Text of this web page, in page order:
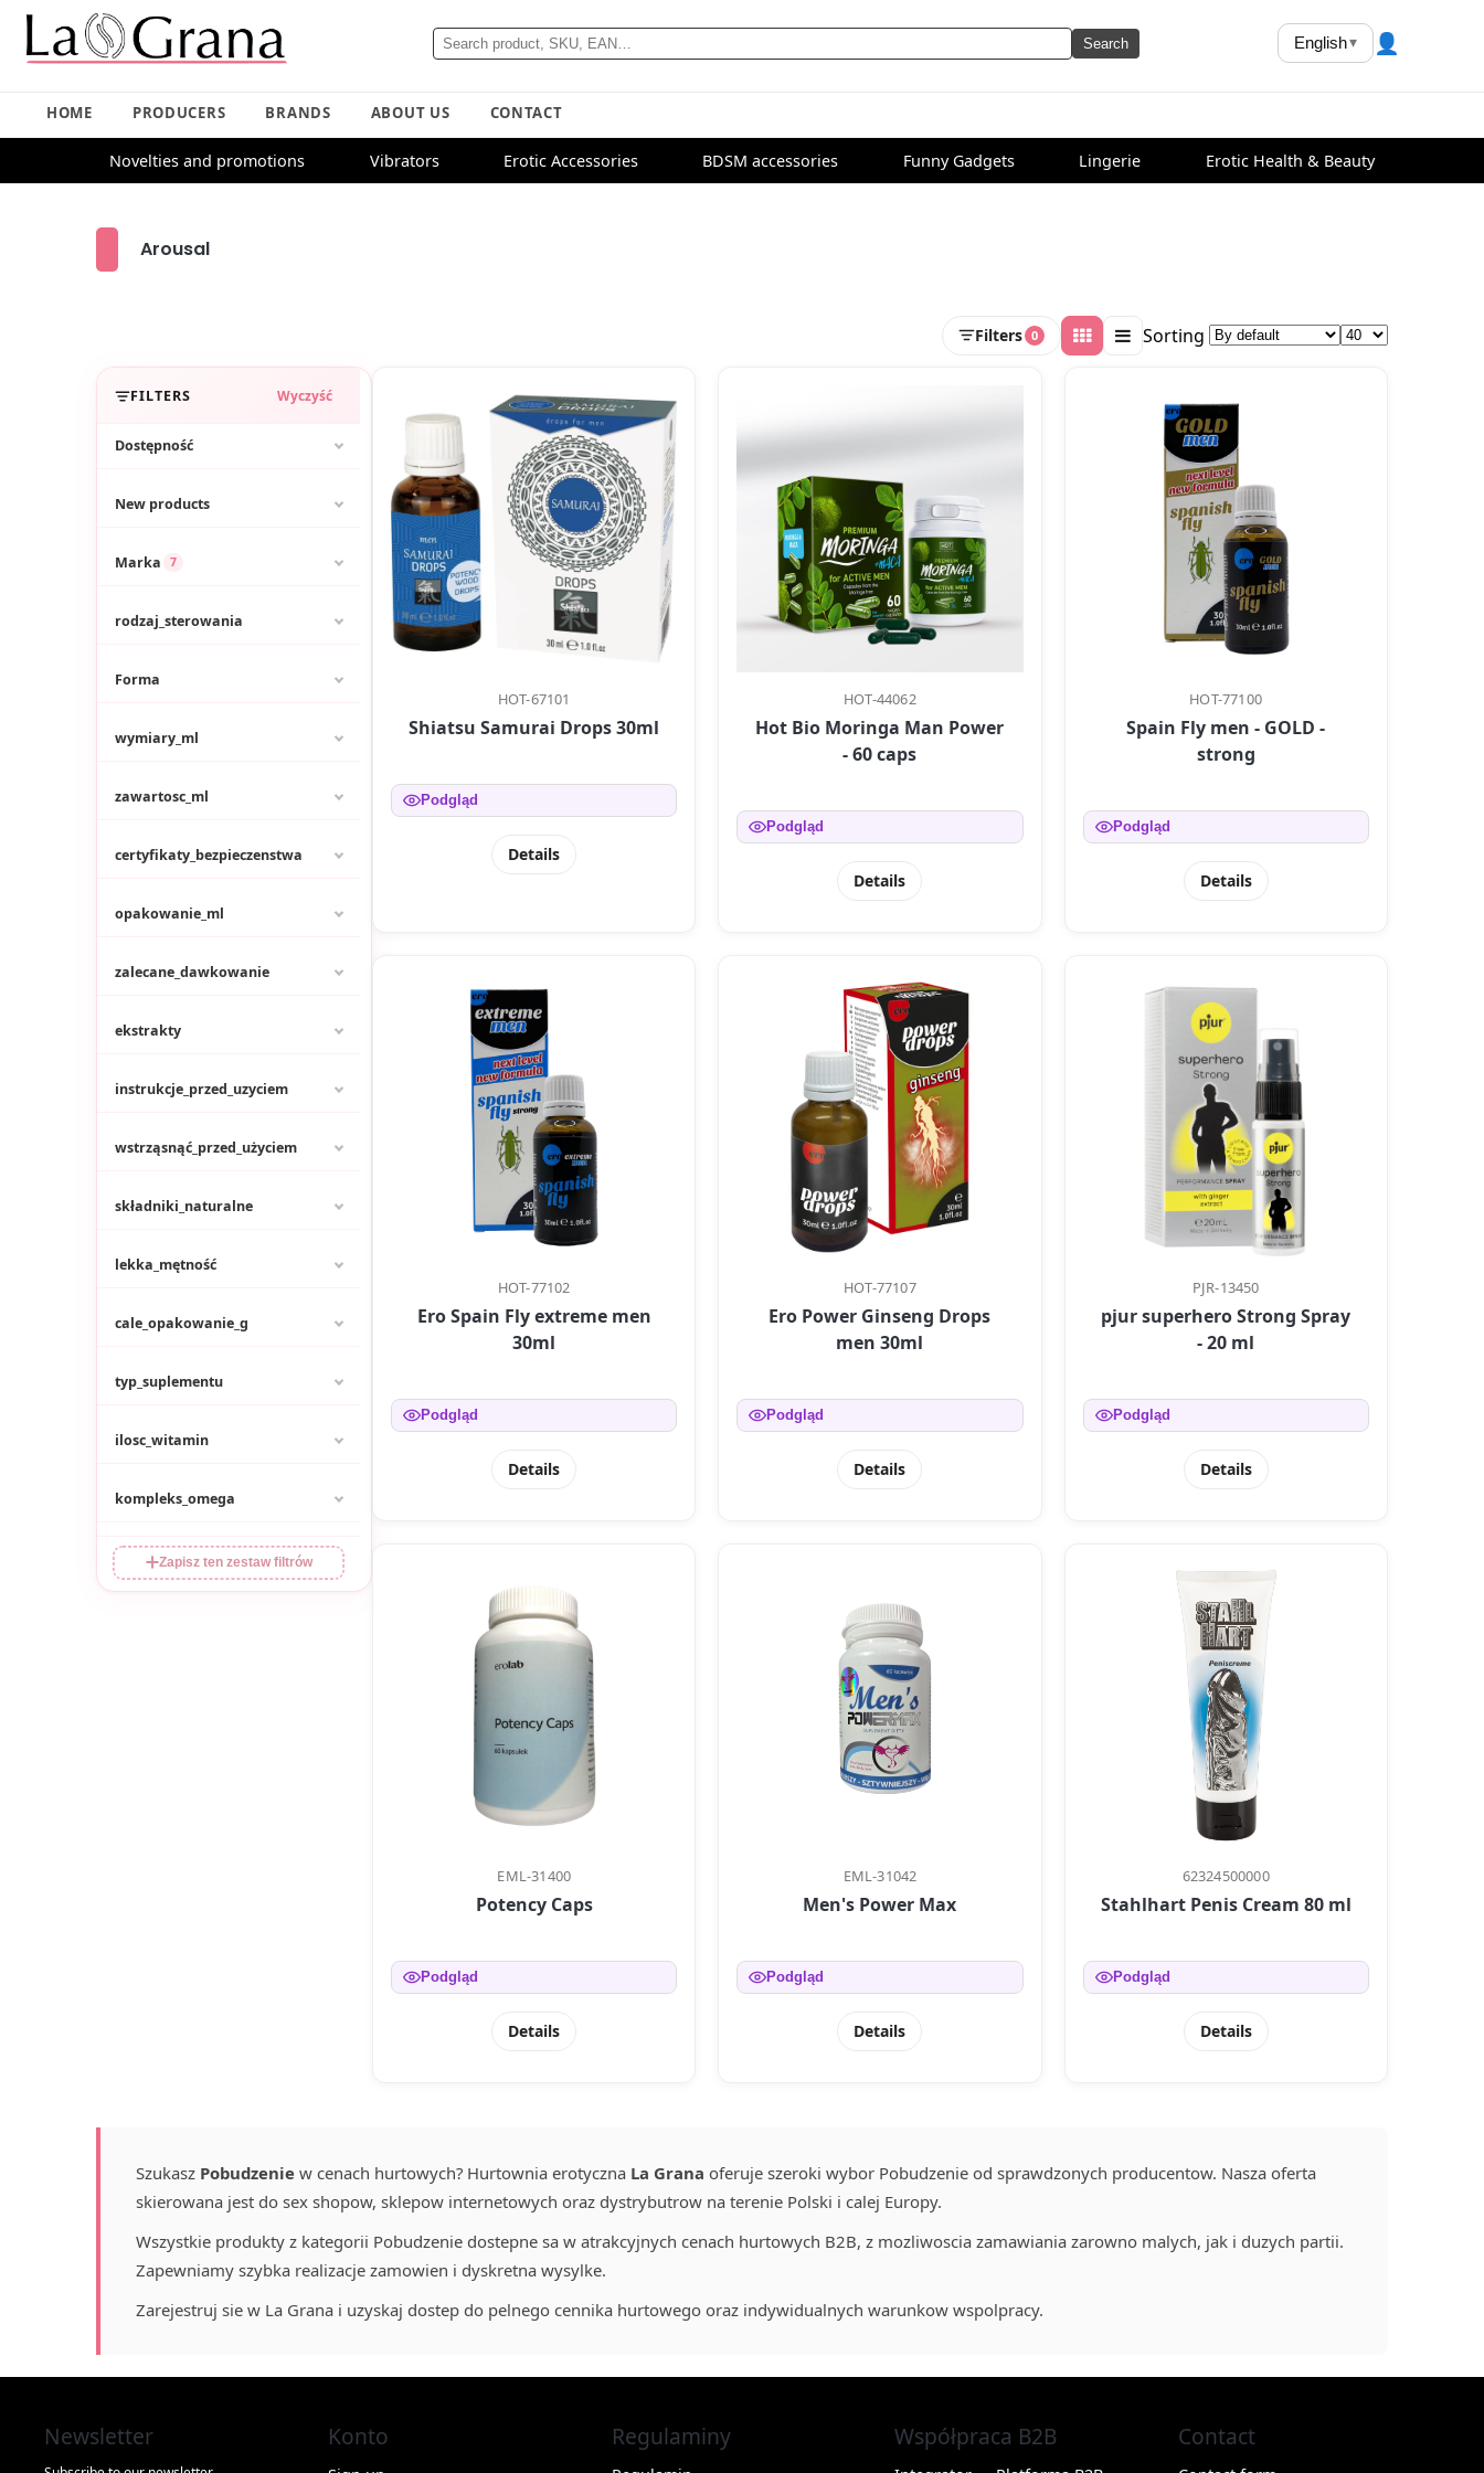
Search English▾ 👤
HOME PRODUCERS BRANDS ABOUT US CONTACT
Novelties and promotions Vibrators Erotic Accessories BDSM accessories Funny Gadgets Lingerie Erotic Health & Beauty
Arousal
Filters 0 Sorting
FILTERS Wyczyść
Dostępność
New products
Marka 7
rodzaj_sterowania
Forma
wymiary_ml
zawartosc_ml
certyfikaty_bezpieczenstwa
opakowanie_ml
zalecane_dawkowanie
ekstrakty
instrukcje_przed_uzyciem
wstrząsnąć_przed_użyciem
składniki_naturalne
lekka_mętność
cale_opakowanie_g
typ_suplementu
ilosc_witamin
kompleks_omega
Zapisz ten zestaw filtrów
HOT-67101
Shiatsu Samurai Drops 30ml
Podgląd
Details
HOT-44062
Hot Bio Moringa Man Power
- 60 caps
Podgląd
Details
HOT-77100
Spain Fly men - GOLD -
strong
Podgląd
Details
HOT-77102
Ero Spain Fly extreme men
30ml
Podgląd
Details
HOT-77107
Ero Power Ginseng Drops
men 30ml
Podgląd
Details
PJR-13450
pjur superhero Strong Spray
- 20 ml
Podgląd
Details
EML-31400
Potency Caps
Podgląd
Details
EML-31042
Men's Power Max
Podgląd
Details
62324500000
Stahlhart Penis Cream 80 ml
Podgląd
Details
Szukasz Pobudzenie w cenach hurtowych? Hurtownia erotyczna La Grana oferuje szeroki wybor Pobudzenie od sprawdzonych producentow. Nasza oferta
skierowana jest do sex shopow, sklepow internetowych oraz dystrybutrow na terenie Polski i calej Europy.
Wszystkie produkty z kategorii Pobudzenie dostepne sa w atrakcyjnych cenach hurtowych B2B, z mozliwoscia zamawiania zarowno malych, jak i duzych partii.
Zapewniamy szybka realizacje zamowien i dyskretna wysylke.
Zarejestruj sie w La Grana i uzyskaj dostep do pelnego cennika hurtowego oraz indywidualnych warunkow wspolpracy.
Newsletter Konto Regulaminy Współpraca B2B Contact